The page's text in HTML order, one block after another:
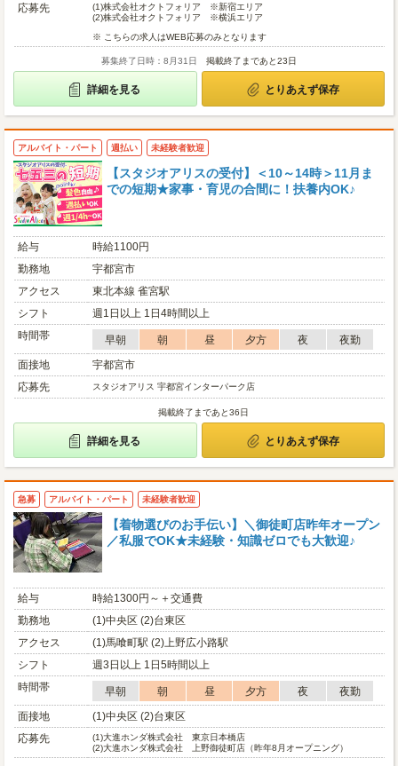
応募先 (1)株式会社オクトフォリア ※新宿エリア
(2)株式会社オクトフォリア ※横浜エリア
※ こちらの求人はWEB応募のみとなります
募集終了日時：8月31日 掲載終了まであと23日
詳細を見る とりあえず保存
アルバイト・パート 週払い 未経験者歓迎
【スタジオアリスの受付】＜10～14時＞11月ま
での短期★家事・育児の合間に！扶養内OK♪
給与
時給1100円
勤務地
宇都宮市
アクセス
東北本線 雀宮駅
シフト
週1日以上 1日4時間以上
時間帯
早朝 朝 昼 夕方 夜
夜勤
面接地
宇都宮市
応募先
スタジオアリス 宇都宮インターパーク店
掲載終了まであと36日
詳細を見る とりあえず保存
急募 アルバイト・パート 未経験者歓迎
【着物選びのお手伝い】＼御徒町店昨年オープン
／私服でOK★未経験・知識ゼロでも大歓迎♪
給与
時給1300円～＋交通費
勤務地
(1)中央区 (2)台東区
アクセス
(1)馬喰町駅 (2)上野広小路駅
シフト
週3日以上 1日5時間以上
時間帯
早朝 朝 昼 夕方 夜
夜勤
面接地
(1)中央区 (2)台東区
応募先
(1)大進ホンダ株式会社 東京日本橋店
(2)大進ホンダ株式会社 上野御徒町店（昨年8月オープニング）